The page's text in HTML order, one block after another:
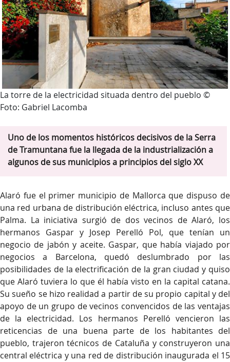
La torre de la electricidad situada dentro del pueblo ©
Foto: Gabriel Lacomba
Uno de los momentos históricos decisivos de la Serra
de Tramuntana fue la llegada de la industrialización a
algunos de sus municipios a principios del siglo XX
Alaró fue el primer municipio de Mallorca que dispuso de
una red urbana de distribución eléctrica, incluso antes que
Palma. La iniciativa surgió de dos vecinos de Alaró, los
hermanos Gaspar y Josep Perelló Pol, que tenían un
negocio de jabón y aceite. Gaspar, que había viajado por
negocios a Barcelona, quedó deslumbrado por las
posibilidades de la electrificación de la gran ciudad y quiso
que Alaró tuviera lo que él había visto en la capital catana.
Su sueño se hizo realidad a partir de su propio capital y del
apoyo de un grupo de vecinos convencidos de las ventajas
de la electricidad. Los hermanos Perelló vencieron las
reticencias de una buena parte de los habitantes del
pueblo, trajeron técnicos de Cataluña y construyeron una
central eléctrica y una red de distribución inaugurada el 15